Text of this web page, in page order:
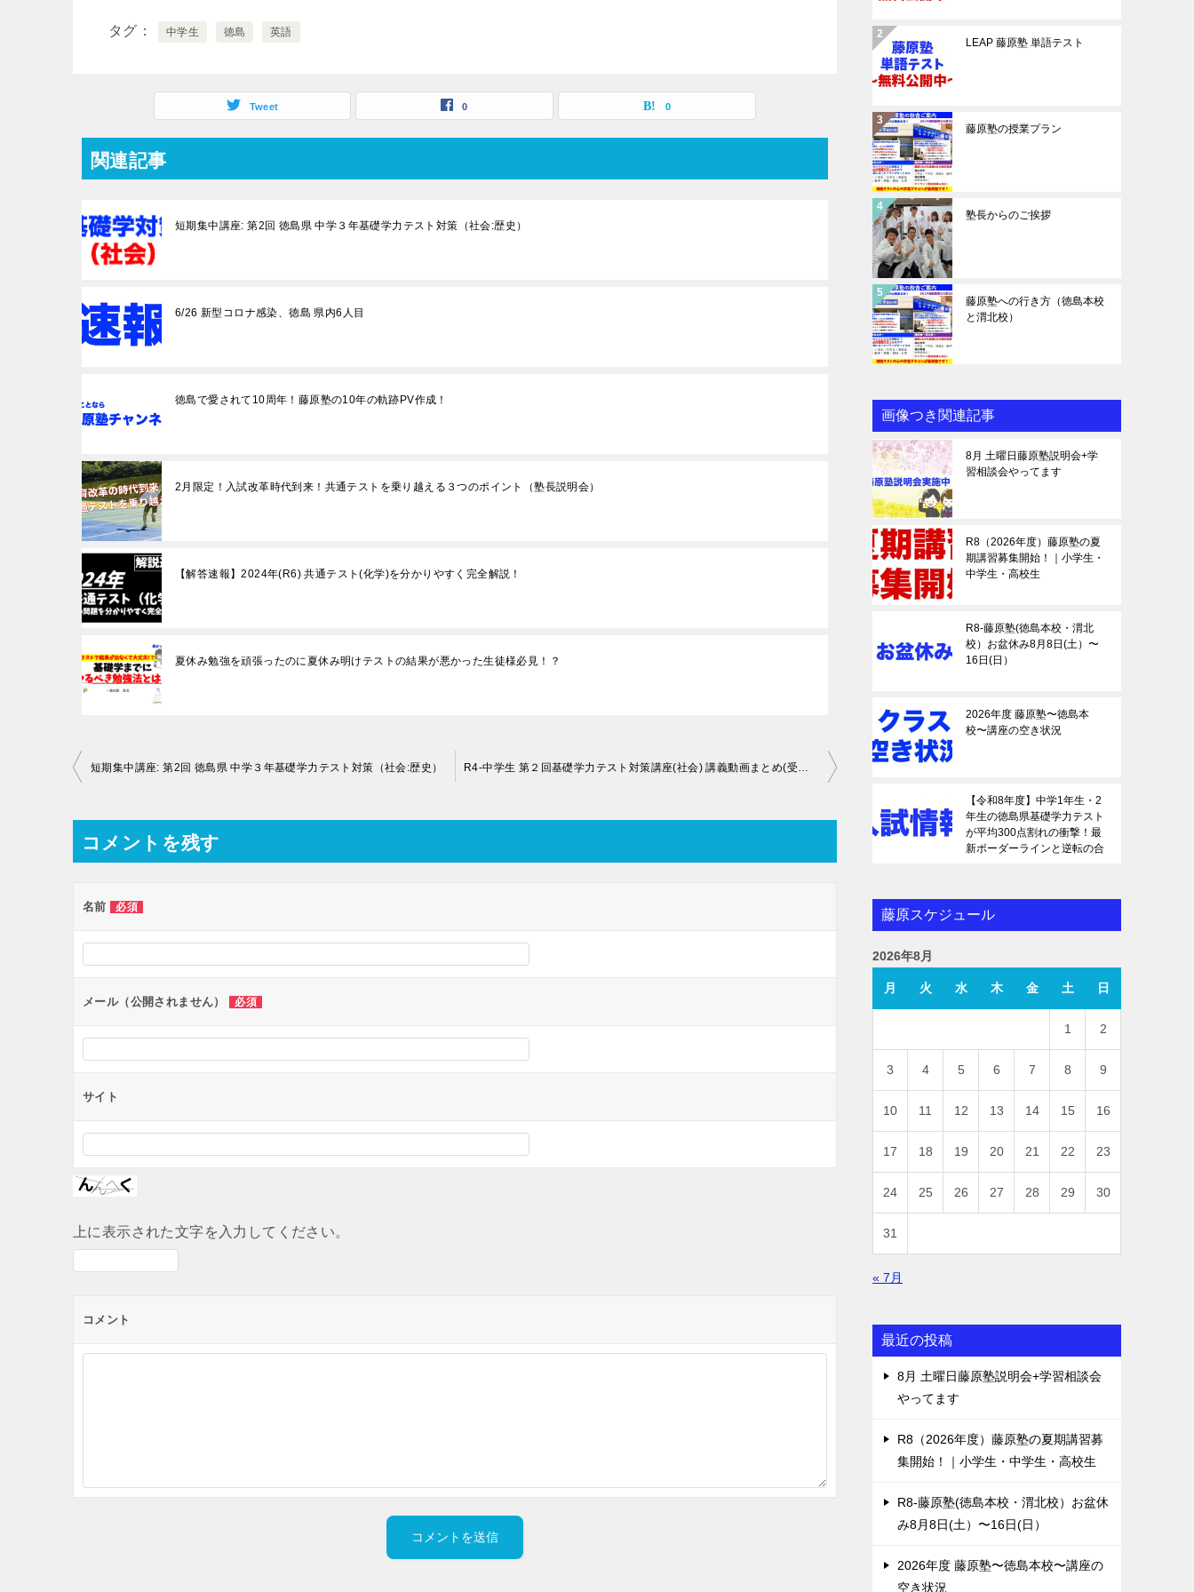
タグ 中学生 徳島 英語
Tweet 0 0
関連記事
短期集中講座: 第2回 徳島県 中学３年基礎学力テスト対策（社会:歴史）
6/26 新型コロナ感染、徳島 県内6人目
徳島で愛されて10周年！藤原塾の10年の軌跡PV作成！
2月限定！入試改革時代到来！共通テストを乗り越える３つのポイント（塾長説明会）
【解答速報】2024年(R6) 共通テスト(化学)を分かりやすく完全解説！
夏休み勉強を頑張ったのに夏休み明けテストの結果が悪かった生徒様必見！？
投
ナ
ビ
ー
ョ
ン
短期集中講座: 第2回 徳島県 中学３年基礎学力テスト対策（社会:歴史）
コメントを残す
名前 必須
メール（公開されません） 必須
サイト
上に表示された文字を入力してください。
コメント
LEAP 藤原塾 単語テスト
藤原塾の授業プラン
塾長からのご挨拶
藤原塾への行き方（徳島本校
と渭北校）
画像つき関連記事
8月 土曜日藤原塾説明会+学
習相談会やってます
R8（2026年度）藤原塾の夏
期講習募集開始！｜小学生・
中学生・高校生
R8-藤原塾(徳島本校・渭北
校）お盆休み8月8日(土）〜
16日(日）
2026年度 藤原塾〜徳島本
校〜講座の空き状況
【令和8年度】中学1年生・2
年生の徳島県基礎学力テスト
が平均300点割れの衝撃！最
新ボーダーラインと逆転の合
藤原スケジュール
2026年8月
月 火 水 木 金 土 日
1 2
3 4 5 6 7 8 9
10 11 12 13 14 15 16
17 18 19 20 21 22 23
24 25 26 27 28 29 30
31
« 7月
最近の投稿
8月 土曜日藤原塾説明会+学習相談会
やってます
R8（2026年度）藤原塾の夏期講習募
集開始！｜小学生・中学生・高校生
R8-藤原塾(徳島本校・渭北校）お盆休
み8月8日(土）〜16日(日）
2026年度 藤原塾〜徳島本校〜講座の
空き状況